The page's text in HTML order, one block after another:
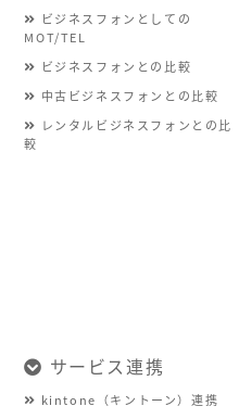
ビジネスフォンとしての
MOT/TEL
ビジネスフォンとの比較
中古ビジネスフォンとの比較
レンタルビジネスフォンとの比
較
サービス連携
kintone（キントーン）連携